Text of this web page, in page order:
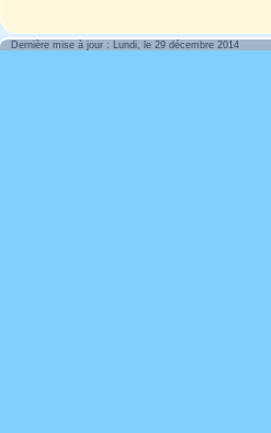
Dernière mise à jour : Lundi, le 29 décembre 2014